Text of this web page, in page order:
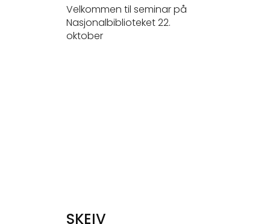
Velkommen til seminar på
Nasjonalbiblioteket 22.
oktober
SKEIV